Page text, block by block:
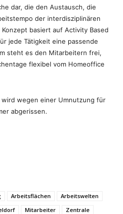
dar, die den Austausch, die
der interdisziplinären
basiert auf Activity Based
jede Tätigkeit eine passende
steht es den Mitarbeitern frei,
flexibel vom Homeoffice
wegen einer Umnutzung für
abgerissen.
Arbeitsflächen
Arbeitswelten
Mitarbeiter
Zentrale